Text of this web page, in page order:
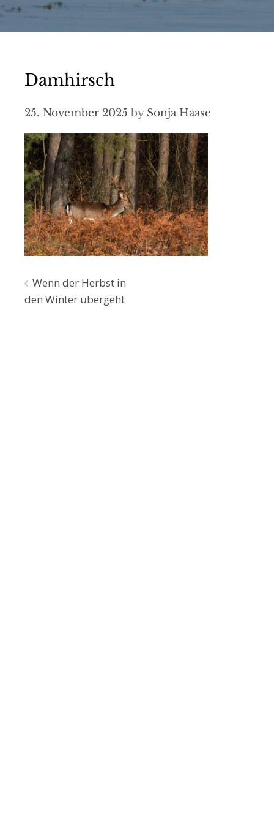
Damhirsch
25. November 2025 by Sonja Haase
Beitragsnavigation
Wenn der Herbst in
den Winter übergeht